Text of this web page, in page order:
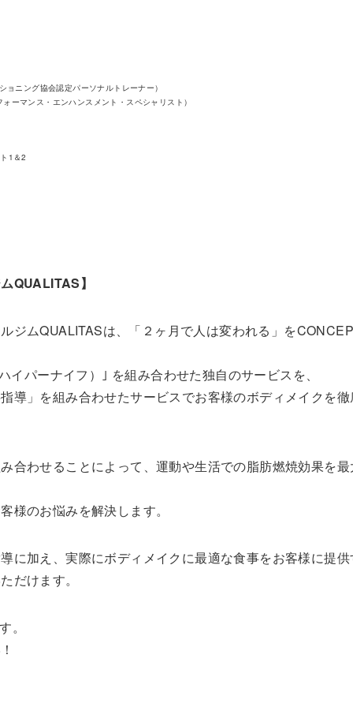
ニング協会認定パーソナルトレーナー）
ーマンス・エンハンスメント・スペシャリスト）
1＆2
QUALITAS】
ジムQUALITASは、「２ヶ月で人は変われる」を
パーナイフ）｣ を組み合わせた独自のサービスを、
導」を組み合わせたサービスでお客様のボディメイクを徹
合わせることによって、運動や生活での脂肪燃焼効果を最
様のお悩みを解決します。
に加え、実際にボディメイクに最適な食事をお客様に提供
だけます。
。